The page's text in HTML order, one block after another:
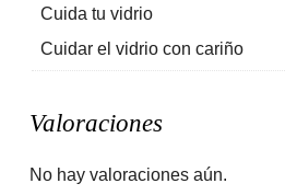
Cuida tu vidrio
Cuidar el vidrio con cariño
Valoraciones
No hay valoraciones aún.